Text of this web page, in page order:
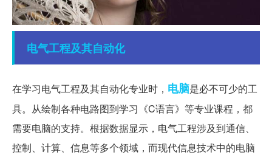
电气工程及其自动化
在学习电气工程及其自动化专业时， 电脑是必不可少的工
具。从绘制各种电路图到学习《C语言》等专业课程，都
需要电脑的支持。根据数据显示，电气工程涉及到通信、
控制、计算、信息等多个领域，而现代信息技术中的电脑